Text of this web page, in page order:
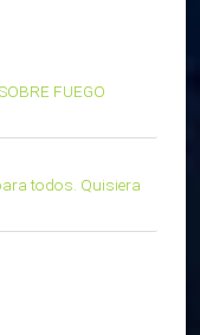
FUEGO
todos. Quisiera